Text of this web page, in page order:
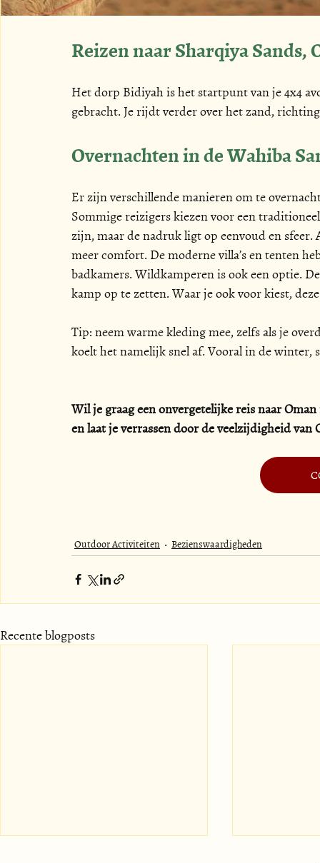
Reizen naar Sharqiya Sands,
Het dorp Bidiyah is het startpunt van je 4x4
gebracht. Je rijdt verder over het zand,
Overnachten in de Wahiba
Er zijn verschillende manieren om te
Sommige reizigers kiezen voor een
zijn, maar de nadruk ligt op eenvoud en sfeer.
meer comfort. De moderne villa’s en tenten
badkamers. Wildkamperen is ook een optie.
kamp op te zetten. Waar je ook voor kiest,
Tip: neem warme kleding mee, zelfs als je
koelt het namelijk snel af. Vooral in de winter,
Wil je graag een onvergetelijke reis naar
en laat je verrassen door de veelzijdigheid van
Outdoor Activiteiten Bezienswaardigheden
Recente blogposts